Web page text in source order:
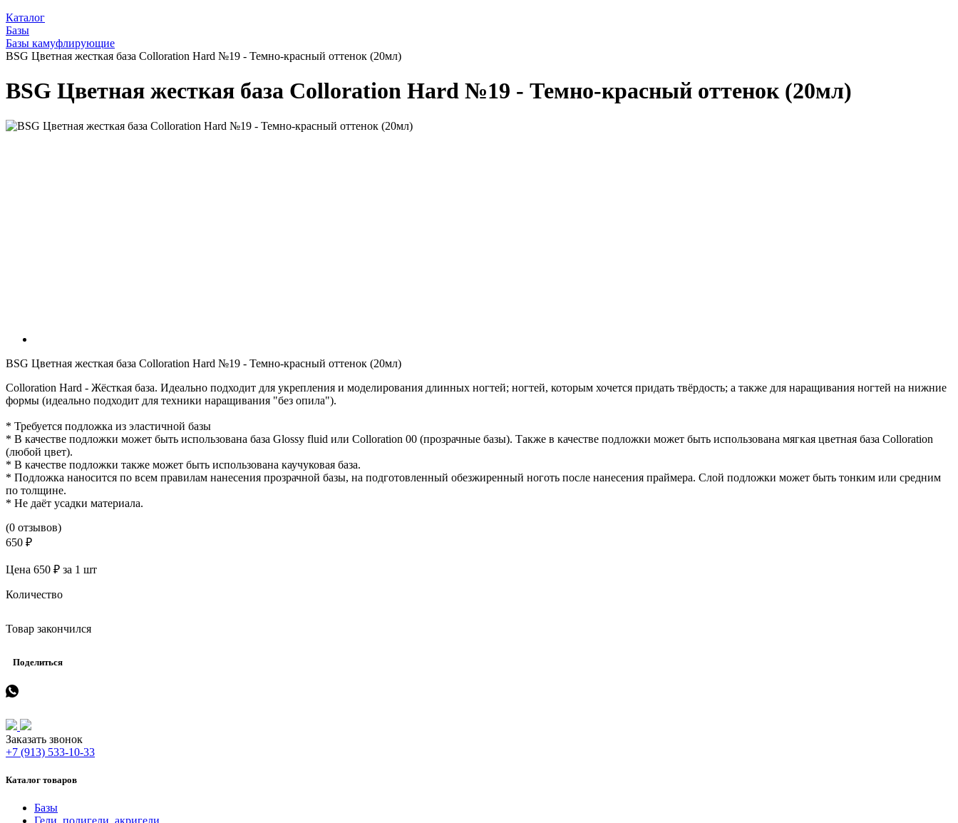
Каталог
Базы
Базы камуфлирующие
BSG Цветная жесткая база Colloration Hard №19 - Темно-красный оттенок (20мл)
BSG Цветная жесткая база Colloration Hard №19 - Темно-красный оттенок (20мл)
BSG Цветная жесткая база Colloration Hard №19 - Темно-красный оттенок (20мл)
Colloration Hard - Жёсткая база. Идеально подходит для укрепления и моделирования длинных ногтей; ногтей, которым хочется придать твёрдость; а также для наращивания ногтей на нижние
формы (идеально подходит для техники наращивания "без опила").
* Требуется подложка из эластичной базы
* В качестве подложки может быть использована база Glossy fluid или Colloration 00 (прозрачные базы). Также в качестве подложки может быть использована мягкая цветная база Colloration
(любой цвет).
* В качестве подложки также может быть использована каучуковая база.
* Подложка наносится по всем правилам нанесения прозрачной базы, на подготовленный обезжиренный ноготь после нанесения праймера. Слой подложки может быть тонким или средним
по толщине.
* Не даёт усадки материала.
(0 отзывов)
650 ₽
Цена 650 ₽ за 1 шт
Количество
Товар закончился
Поделиться
Заказать звонок
+7 (913) 533-10-33
Каталог товаров
Базы
Гели, полигели, акригели